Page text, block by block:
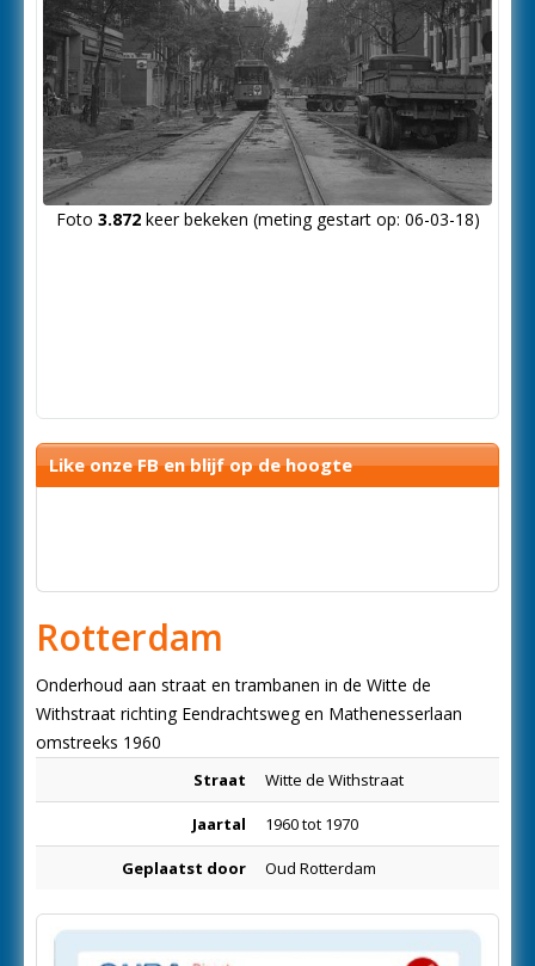
Foto 3.872keer bekeken (meting gestart op: 06-03-18)
Like onze FB en blijf op de hoogte
Rotterdam
Onderhoud aan straat en trambanen in de Witte de
Withstraat richting Eendrachtsweg en Mathenesserlaan
omstreeks 1960
Straat Witte de Withstraat
Jaartal 1960 tot 1970
Geplaatst door Oud Rotterdam